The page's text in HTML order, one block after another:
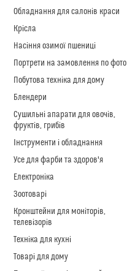
Обладнання для салонів краси
Крісла
Насіння озимої пшениці
Портрети на замовлення по фото
Побутова техніка для дому
Блендери
Сушильні апарати для овочів,
фруктів, грибів
Інструменти і обладнання
Усе для фарби та здоров'я
Електроніка
Зоотоварі
Кронштейни для моніторів,
телевізорів
Техніка для кухні
Товарі для дому